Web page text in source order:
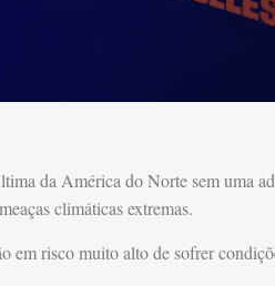
da América do Norte sem uma
climáticas extremas.
em risco muito alto de sofrer